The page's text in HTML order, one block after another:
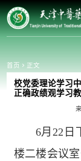
首页 正文
校党委理论学习
正确政绩观学习
6月22日
楼二楼会议